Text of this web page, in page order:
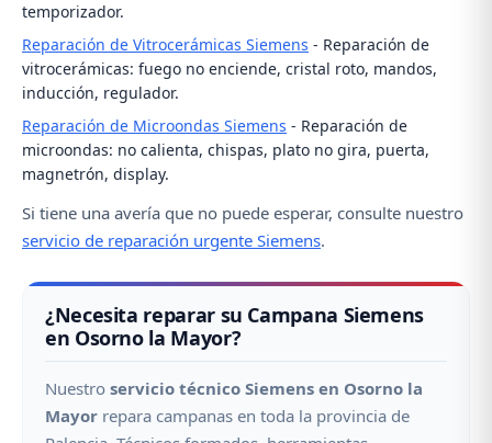
temporizador.
Reparación de Vitrocerámicas Siemens - Reparación de
vitrocerámicas: fuego no enciende, cristal roto, mandos,
inducción, regulador.
Reparación de Microondas Siemens - Reparación de
microondas: no calienta, chispas, plato no gira, puerta,
magnetrón, display.
Si tiene una avería que no puede esperar, consulte nuestro
servicio de reparación urgente Siemens.
¿Necesita reparar su Campana Siemens
en Osorno la Mayor?
Nuestro servicio técnico Siemens en Osorno la
Mayor repara campanas en toda la provincia de